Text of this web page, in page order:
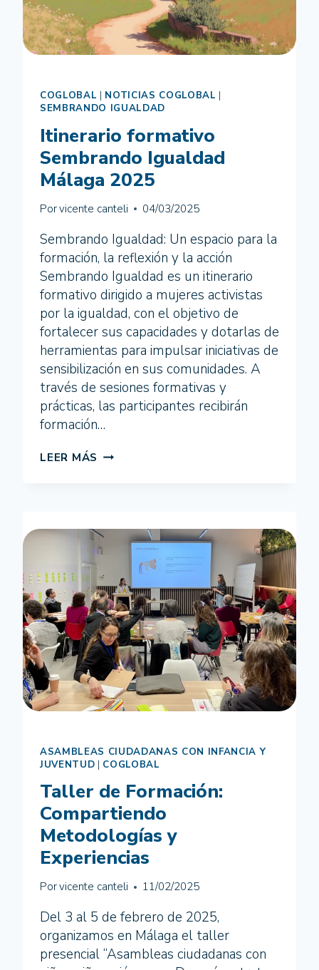
COGLOBAL NOTICIAS COGLOBAL
SEMBRANDO IGUALDAD
Itinerario formativo
Sembrando Igualdad
Málaga 2025
Porvicente canteli 04/03/2025
Sembrando Igualdad: Un espacio para la
formación, la reflexión y la acción
Sembrando Igualdad es un itinerario
formativo dirigido a mujeres activistas
por la igualdad, con el objetivo de
fortalecer sus capacidades y dotarlas de
herramientas para impulsar iniciativas de
sensibilización en sus comunidades. A
través de sesiones formativas y
prácticas, las participantes recibirán
formación…
LEER MÁS ITINERARIO
2025
ASAMBLEAS CIUDADANAS CON INFANCIA Y
JUVENTUD | COGLOBAL
Taller de Formación:
Compartiendo
Metodologías y
Experiencias
Porvicente canteli 11/02/2025
Del 3 al 5 de febrero de 2025,
organizamos en Málaga el taller
presencial “Asambleas ciudadanas con